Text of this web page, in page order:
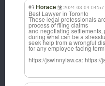
#3 Horace 2024-03-04 04:57
Best Lawyer in Toronto
These legal professionals
process of filing claims
and negotiating
during what can be a
seek help from a wrongful
for any employee facing
https://jswinnylaw.ca: https://